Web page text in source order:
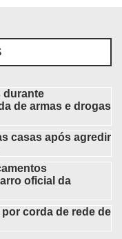
durante
de armas e drogas
casas após agredir
oficial da
corda de rede de